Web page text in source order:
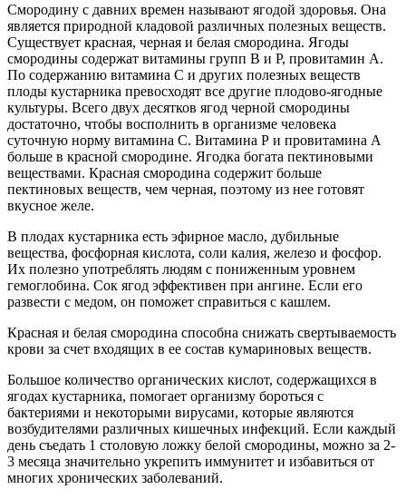
Смородину с давних времен называют ягодой здоровья. Она
является природной кладовой различных полезных веществ.
Существует красная, черная и белая смородина. Ягоды
смородины содержат витамины групп В и Р, провитамин А.
По содержанию витамина С и других полезных веществ
плоды кустарника превосходят все другие плодово-ягодные
культуры. Всего двух десятков ягод черной смородины
достаточно, чтобы восполнить в организме человека
суточную норму витамина С. Витамина Р и провитамина А
больше в красной смородине. Ягодка богата пектиновыми
веществами. Красная смородина содержит больше
пектиновых веществ, чем черная, поэтому из нее готовят
вкусное желе.
В плодах кустарника есть эфирное масло, дубильные
вещества, фосфорная кислота, соли калия, железо и фосфор.
Их полезно употреблять людям с пониженным уровнем
гемоглобина. Сок ягод эффективен при ангине. Если его
развести с медом, он поможет справиться с кашлем.
Красная и белая смородина способна снижать свертываемость
крови за счет входящих в ее состав кумариновых веществ.
Большое количество органических кислот, содержащихся в
ягодах кустарника, помогает организму бороться с
бактериями и некоторыми вирусами, которые являются
возбудителями различных кишечных инфекций. Если каждый
день съедать 1 столовую ложку белой смородины, можно за 2-
3 месяца значительно укрепить иммунитет и избавиться от
многих хронических заболеваний.